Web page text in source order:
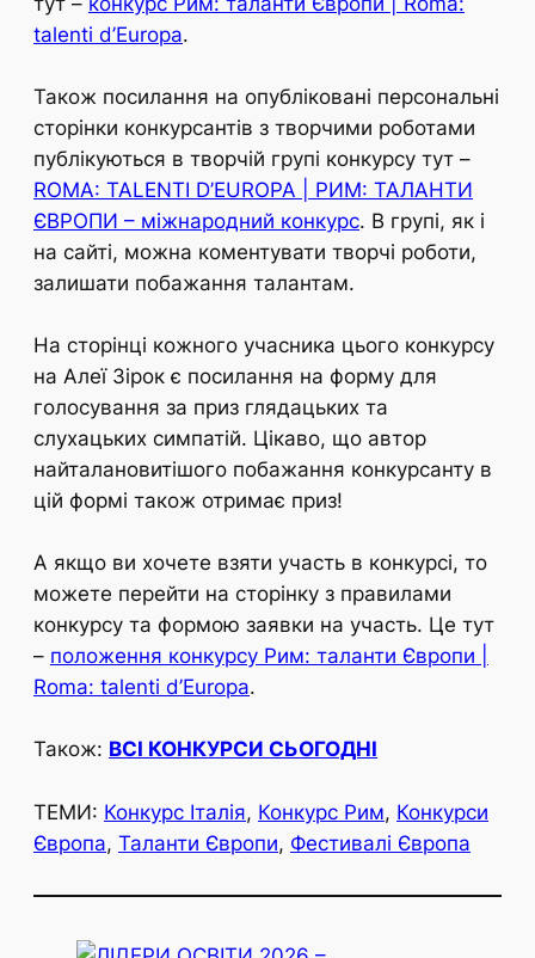
talenti d’Europa.
Також посилання на опубліковані персональні
сторінки конкурсантів з творчими роботами
публікуються в творчій групі конкурсу тут –
ROMA: TALENTI D’EUROPA | РИМ: ТАЛАНТИ
ЄВРОПИ – міжнародний конкурс. В групі, як і
на сайті, можна коментувати творчі роботи,
залишати побажання талантам.
На сторінці кожного учасника цього конкурсу
на Алеї Зірок є посилання на форму для
голосування за приз глядацьких та
слухацьких симпатій. Цікаво, що автор
найталановитішого побажання конкурсанту в
цій формі також отримає приз!
А якщо ви хочете взяти участь в конкурсі, то
можете перейти на сторінку з правилами
конкурсу та формою заявки на участь. Це тут
– положення конкурсу Рим: таланти Європи |
Roma: talenti d’Europa.
Також: ВСІ КОНКУРСИ СЬОГОДНІ
ТЕМИ: Конкурс Італія, Конкурс Рим, Конкурси
Європа, Таланти Європи, Фестивалі Європа